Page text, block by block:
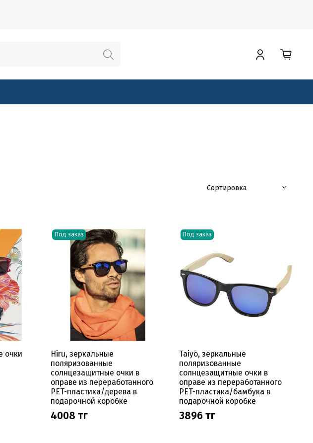
очки
Под заказ
Hiru, зеркальные
поляризованные
солнцезащитные очки в
оправе из переработанного
PET-пластика/дерева в
подарочной коробке
4008 тг
Под заказ
Taiyō, зеркальные
поляризованные
солнцезащитные очки в
оправе из переработанного
PET-пластика/бамбука в
подарочной коробке
3896 тг